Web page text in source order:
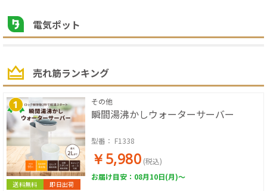
電気ポット
売れ筋ランキング
送料無料 即日出荷
その他
瞬間湯沸かしウォーターサーバー
型番： F1338
￥5,980 (税込)
お届け目安：08月10日(月)～